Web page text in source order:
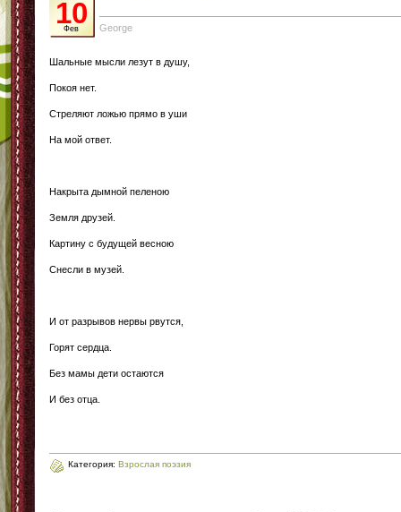
10
Фев George
Шальные мысли лезут в душу,
Покоя нет.
Стреляют ложью прямо в уши
На мой ответ.
Накрыта дымной пеленою
Земля друзей.
Картину с будущей весною
Снесли в музей.
И от разрывов нервы рвутся,
Горят сердца.
Без мамы дети остаются
И без отца.
Категория: Взрослая поэзия